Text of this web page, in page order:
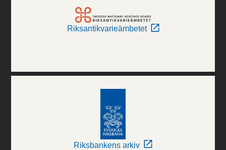
Riksantikvarieämbetet
Riksbankens arkiv